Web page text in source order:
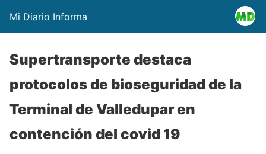
Mi Diario Informa
Supertransporte destaca
protocolos de bioseguridad de la
Terminal de Valledupar en
contención del covid 19